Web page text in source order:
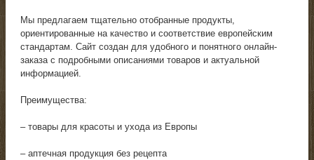
Мы предлагаем тщательно отобранные продукты,
ориентированные на качество и соответствие европейским
стандартам. Сайт создан для удобного и понятного онлайн-
заказа с подробными описаниями товаров и актуальной
информацией.
Преимущества:
– товары для красоты и ухода из Европы
– аптечная продукция без рецепта